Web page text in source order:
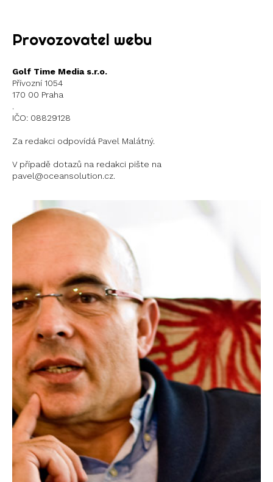
Provozovatel webu
Golf Time Media s.r.o.
Přívozní 1054
170 00 Praha
.
IČO: 08829128
Za redakci odpovídá Pavel Malátný.
V případě dotazů na redakci pište na
pavel@oceansolution.cz.